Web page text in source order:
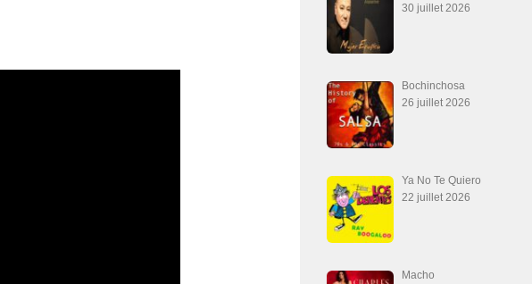
30 juillet 2026
Bochinchosa
26 juillet 2026
Ya No Te Quiero
22 juillet 2026
Macho